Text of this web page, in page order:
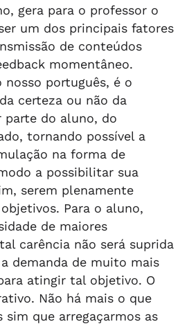
gera para o professor o
um dos principais fatores
de conteúdos
momentâneo.
nosso português, é o
certeza ou não da
parte do aluno, do
tornando possível a
na forma de
a possibilitar sua
serem plenamente
Para o aluno,
de maiores
carência não será suprida
demanda de muito mais
atingir tal objetivo. O
Não há mais o que
sim que arregaçarmos as